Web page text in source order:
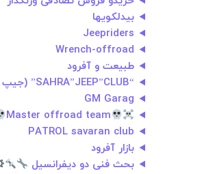
بیدلکویها
Jeepriders
Wrench-offroad
طبیعت و آفرود
“SAHRA”JEEP”CLUB” (جیپ صحرا)
GM Garag
Master offroad team
PATROL savaran club
بازار آفرود
بحث فنی دو دیفرانسیل